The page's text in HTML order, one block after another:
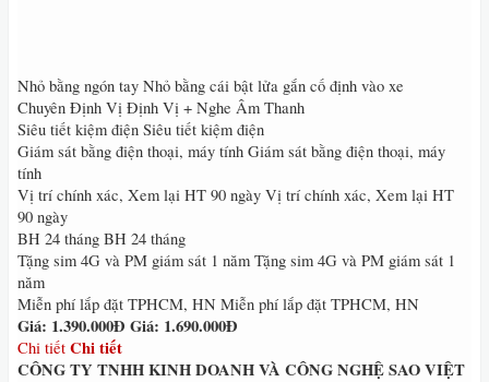
Nhỏ bằng ngón tay Nhỏ bằng cái bật lửa gắn cố định vào xe
Chuyên Định Vị Định Vị + Nghe Âm Thanh
Siêu tiết kiệm điện Siêu tiết kiệm điện
Giám sát bằng điện thoại, máy tính Giám sát bằng điện thoại, máy
tính
Vị trí chính xác, Xem lại HT 90 ngày Vị trí chính xác, Xem lại HT
90 ngày
BH 24 tháng BH 24 tháng
Tặng sim 4G và PM giám sát 1 năm Tặng sim 4G và PM giám sát 1
năm
Miễn phí lắp đặt TPHCM, HN Miễn phí lắp đặt TPHCM, HN
Giá: 1.390.000Đ Giá: 1.690.000Đ
Chi tiết Chi tiết
CÔNG TY TNHH KINH DOANH VÀ CÔNG NGHỆ SAO VIỆT